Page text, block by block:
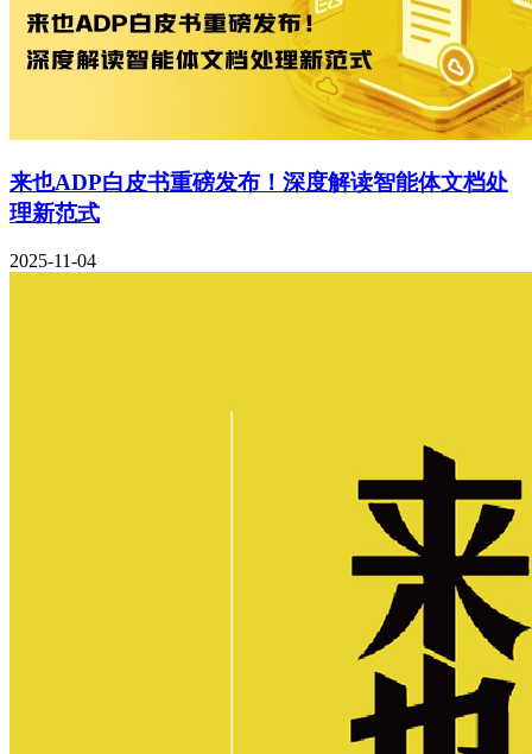
来也ADP白皮书重磅发布！深度解读智能体文档处
理新范式
2025-11-04